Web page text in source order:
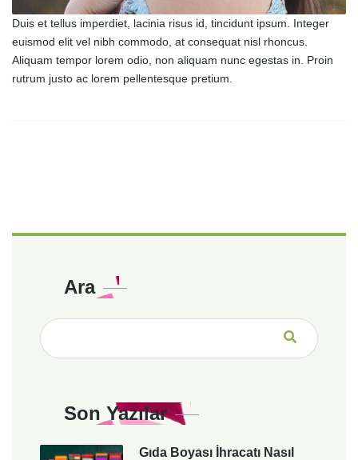
Duis et tellus imperdiet, lacinia risus id, tincidunt ipsum. Integer
euismod elit vel nibh commodo, at consequat nisl rhoncus.
Aliquam tempor lorem odio, non aliquam nunc egestas in. Proin
rutrum justo ac lorem pellentesque pretium.
Ara
Son Yazılar
Gıda Boyası İhracatı Nasıl